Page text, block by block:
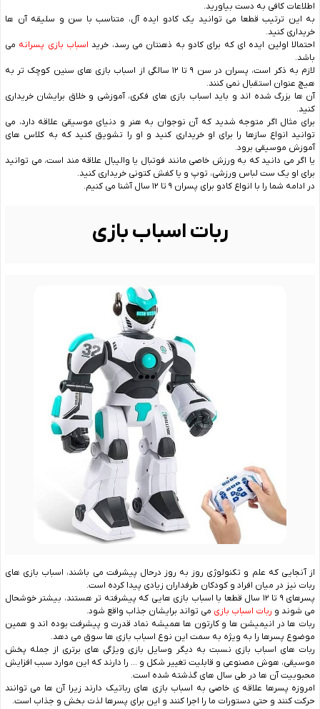
اطلاعات کافی به دست بیاورید.
به این ترتیب قطعا می توانید یک کادو ایده آل، متناسب با سن و سلیقه آن ها
خریداری کنید.
احتمالا اولین ایده ای که برای کادو به ذهنتان می رسد، خرید اسباب بازی پسرانه می
باشد.
لازم به ذکر است، پسران در سن ۹ تا ۱۲ سالگی از اسباب بازی های سنین کوچک تر به
هیچ عنوان استقبال نمی کنند.
آن ها بزرگ شده اند و باید اسباب بازی های فکری، آموزشی و خلاق برایشان خریداری
کنید.
برای مثال اگر متوجه شدید که آن نوجوان به هنر و دنیای موسیقی علاقه دارد، می
توانید انواع سازها را برای او خریداری کنید و او را تشویق کنید که به کلاس های
آموزش موسیقی برود.
یا اگر می دانید که به ورزش خاصی مانند فوتبال یا والیبال علاقه مند است، می توانید
برای او یک ست لباس ورزشی، توپ و یا کفش کتونی خریداری کنید.
در ادامه شما را با انواع کادو برای پسران ۹ تا ۱۲ سال آشنا می کنیم.
ربات اسباب بازی
از آنجایی که علم و تکنولوژی روز به روز درحال پیشرفت می باشند، اسباب بازی های
ربات نیز در میان افراد و کودکان طرفداران زیادی پیدا کرده است.
پسرهای ۹ تا ۱۲ سال قطعا با اسباب بازی هایی که پیشرفته تر هستند، بیشتر خوشحال
می شوند و ربات اسباب بازی می تواند برایشان جذاب واقع شود.
ربات ها در انیمیشن ها و کارتون ها همیشه نماد قدرت و پیشرفت بوده اند و همین
موضوع پسرها را به ویژه به سمت این نوع اسباب بازی ها سوق می دهد.
ربات های اسباب بازی نسبت به دیگر وسایل بازی ویژگی های برتری از جمله پخش
موسیقی، هوش مصنوعی و قابلیت تغییر شکل و … را دارند که این موارد سبب افزایش
محبوبیت آن ها در طی سال های گذشته شده است.
امروزه پسرها علاقه‌ ی خاصی به اسباب‌ بازی‌ های رباتیک دارند زیرا آن ها می‌ توانند
حرکت کنند و حتی دستورات ما را اجرا کنند و این برای پسرها لذت بخش و جذاب است.